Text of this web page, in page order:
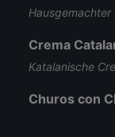
Crema
Katalanische
Churos con